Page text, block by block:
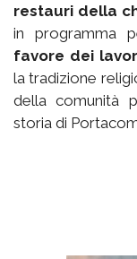
restauri della
in programma
favore dei
la tradizione
della comunità
storia di